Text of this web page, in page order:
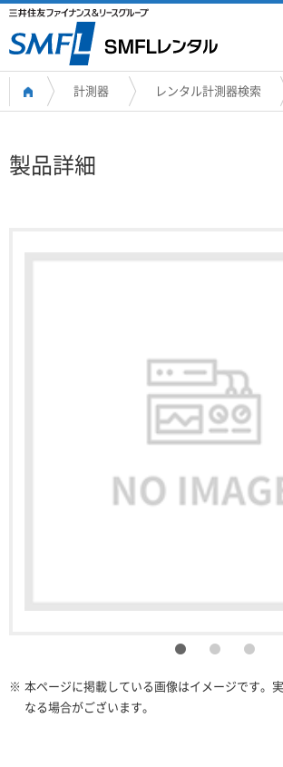
計測器 レンタル計測器検索
製品詳細
※ 本ページに掲載している画像はイメージです。
なる場合がございます。